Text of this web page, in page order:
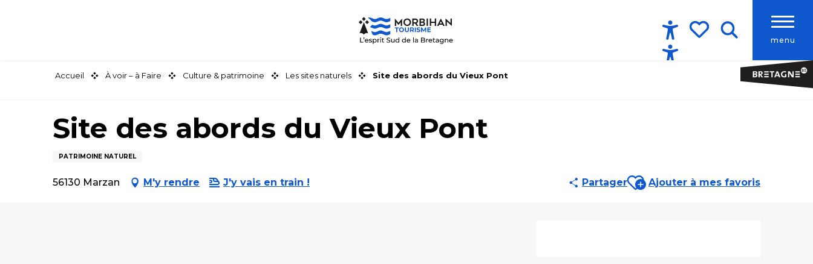
menu
Accessibilité
Accueil À voir – à Faire Culture & patrimoine Les sites naturels Site des abords du Vieux Pont
Site des abords du Vieux Pont
PATRIMOINE NATUREL
56130 Marzan M'y rendre J'y vais en train ! PartagerAjouter aux favoris
Ajouter à mes favoris